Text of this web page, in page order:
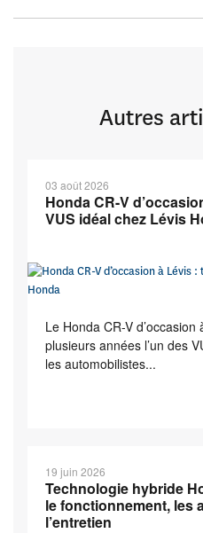
Autres
03 août 2026
Honda CR-V
VUS idéal chez Lévis
Le Honda CR-V
plusieurs années l’un des
les automobilistes...
19 juin 2026
Technologie hybride
le fonctionnement, les
l’entretien